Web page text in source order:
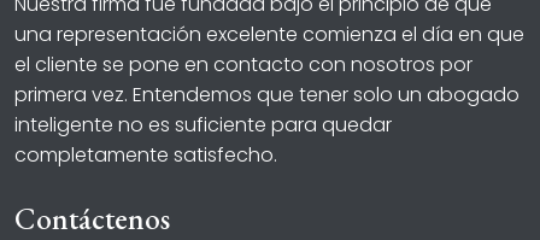
una representación excelente comienza el día en que
el cliente se pone en contacto con nosotros por
primera vez. Entendemos que tener solo un abogado
inteligente no es suficiente para quedar
completamente satisfecho.
Contáctenos